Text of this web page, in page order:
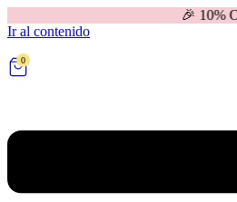
🎉 10% OFF primera
Ir al contenido
0